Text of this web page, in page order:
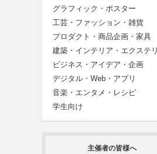
グラフィック・ポスター
工芸・ファッション・雑貨
プロダクト・商品企画・家具
建築・インテリア・エクステ
ビジネス・アイデア・企画
デジタル・Web・アプリ
音楽・エンタメ・レシピ
学生向け
主催者の皆様へ